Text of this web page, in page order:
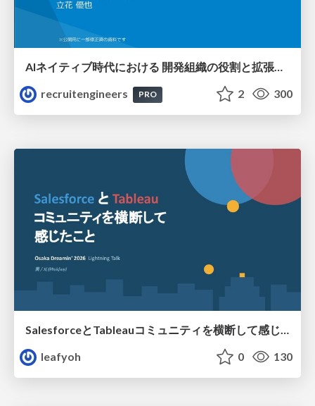
AIネイティブ時代における 開発組織の役割と拡張の可能性
recruitengineers
PRO 2 300
SalesforceとTableauコミュニティを横断して感じたこと（Osaka Dreamin）
leafyoh
0 130